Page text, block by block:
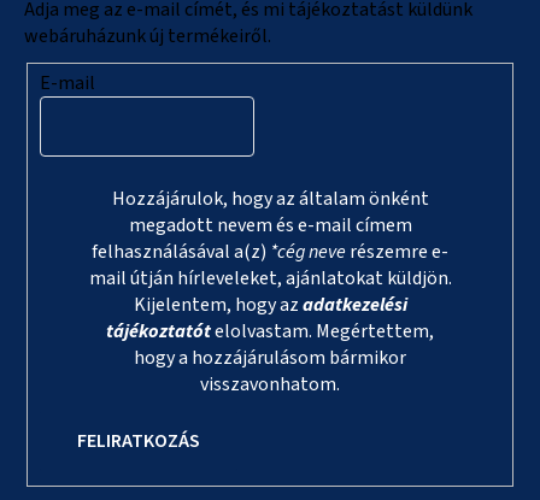
Adja meg az e-mail címét, és mi tájékoztatást küldünk
webáruházunk új termékeiről.
E-mail
Hozzájárulok, hogy az általam önként
megadott nevem és e-mail címem
felhasználásával a(z) *cég neverészemre e-
mail útján hírleveleket, ajánlatokat küldjön.
Kijelentem, hogy azadatkezelési
tájékoztatótelolvastam. Megértettem,
hogy a hozzájárulásom bármikor
visszavonhatom.
FELIRATKOZÁS